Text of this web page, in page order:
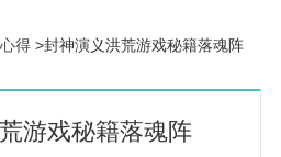
得 >封神演义洪荒游戏秘籍落魂阵
游戏秘籍落魂阵